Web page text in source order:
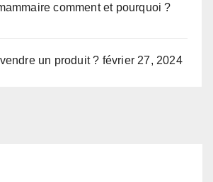
comment et pourquoi ?
un produit ? février 27, 2024